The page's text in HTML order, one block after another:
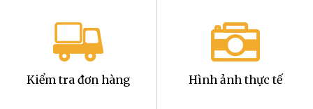
Kiểm tra đơn hàng Hình ảnh thực tế